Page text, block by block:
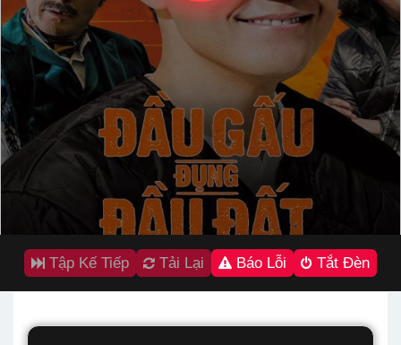
Tập Kế Tiếp Tải Lại Báo Lỗi Tắt Đèn